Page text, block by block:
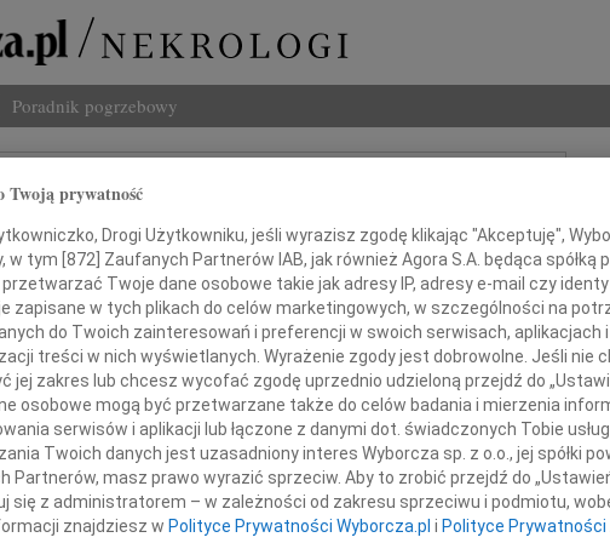
Poradnik pogrzebowy
Warszawa
16.12.2009
11 grudnia 2009 roku zmarła w wieku 90 lat
Twoją prywatność
Drogi Użytkowniku, jeśli wyrazisz zgodę klikając "Akceptuję",
w tym [ 872 ] Zaufanych Partnerów IAB, jak również Agora S.A. będąca spółką
przetwarzać Twoje dane osobowe takie jak adresy IP, adresy e-mail czy
zapisane w tych plikach do celów marketingowych, w szczególności na
do Twoich zainteresowań i preferencji w swoich serwisach, aplikacjach
treści w nich wyświetlanych. Wyrażenie zgody jest dobrowolne. Jeśli nie
jej zakres lub chcesz wycofać zgodę uprzednio udzieloną przejdź do
osobowe mogą być przetwarzane także do celów badania i mierzenia
serwisów i aplikacji lub łączone z danymi dot. świadczonych Tobie
Twoich danych jest uzasadniony interes Wyborcza sp. z o.o., jej spółki
Partnerów, masz prawo wyrazić sprzeciw. Aby to zrobić przejdź do
się z administratorem – w zależności od zakresu sprzeciwu i podmiotu,
znajdziesz w Polityce Prywatności Wyborcza.pl i Polityce Prywatności